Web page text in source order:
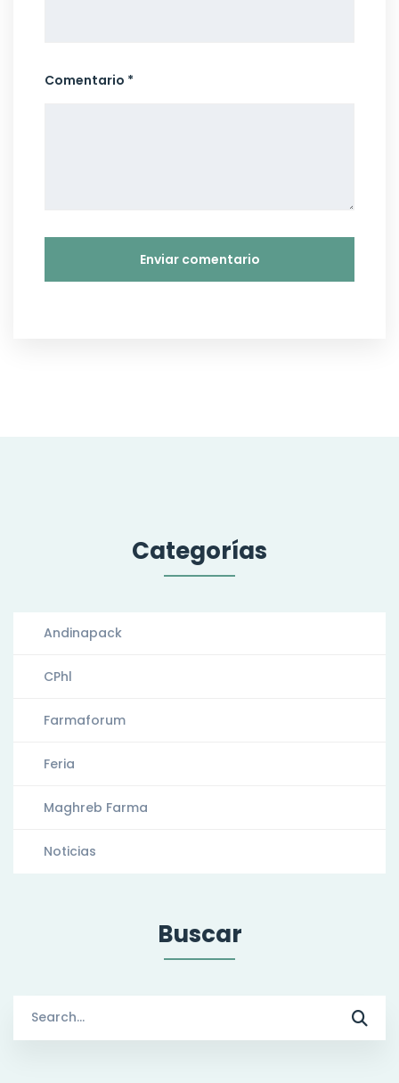
Comentario *
Categorías
Andinapack
CPhl
Farmaforum
Feria
Maghreb Farma
Noticias
Buscar
for: